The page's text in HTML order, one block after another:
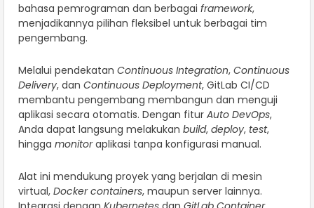
bahasa pemrograman dan berbagai framework,
menjadikannya pilihan fleksibel untuk berbagai tim
pengembang.
Melalui pendekatan Continuous Integration, Continuous
Delivery, dan Continuous Deployment, GitLab CI/CD
membantu pengembang membangun dan menguji
aplikasi secara otomatis. Dengan fitur Auto DevOps,
Anda dapat langsung melakukan build, deploy, test,
hingga monitoraplikasi tanpa konfigurasi manual.
Alat ini mendukung proyek yang berjalan di mesin
virtual, Docker containers, maupun server lainnya.